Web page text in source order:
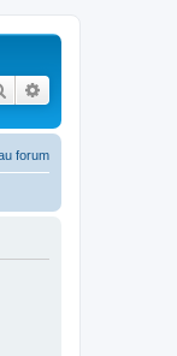
Rechercher
forum